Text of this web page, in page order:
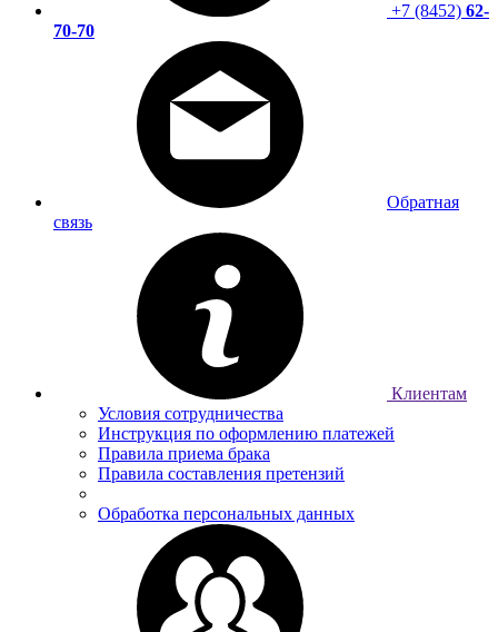
+7 (8452) 62-
70-70
Обратная
связь
Клиентам
Условия сотрудничества
Инструкция по оформлению платежей
Правила приема брака
Правила составления претензий
Обработка персональных данных